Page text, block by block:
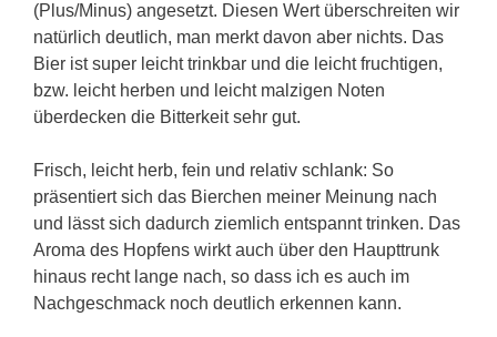
(Plus/Minus) angesetzt. Diesen Wert überschreiten wir
natürlich deutlich, man merkt davon aber nichts. Das
Bier ist super leicht trinkbar und die leicht fruchtigen,
bzw. leicht herben und leicht malzigen Noten
überdecken die Bitterkeit sehr gut.
Frisch, leicht herb, fein und relativ schlank: So
präsentiert sich das Bierchen meiner Meinung nach
und lässt sich dadurch ziemlich entspannt trinken. Das
Aroma des Hopfens wirkt auch über den Haupttrunk
hinaus recht lange nach, so dass ich es auch im
Nachgeschmack noch deutlich erkennen kann.